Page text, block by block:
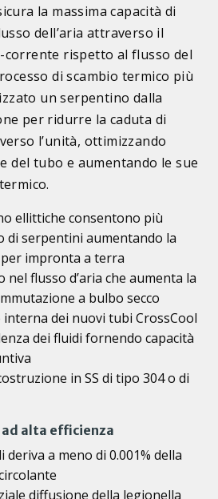
la massima capacità di
dell’aria attraverso il
rispetto al flusso del
di scambio termico più
un serpentino dalla
per ridurre la caduta di
l’unità, ottimizzando
del tubo e aumentando le sue
ellittiche consentono più
di serpentini aumentando la
impronta a terra
flusso d’aria che aumenta la
a bulbo secco
dei nuovi tubi CrossCool
dei fluidi fornendo capacità
in SS di tipo 304 o di
alta efficienza
a meno di 0.001% della
diffusione della legionella